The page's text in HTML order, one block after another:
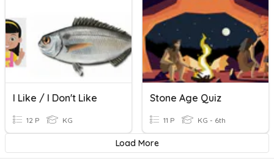
I Like / I Don't Like
12 P KG
Stone Age Quiz
11 P KG - 6th
Load More